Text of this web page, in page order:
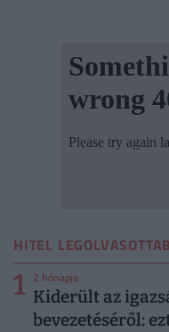
HITEL
1 2 hónapja
Kiderült az
bevezetéséről: